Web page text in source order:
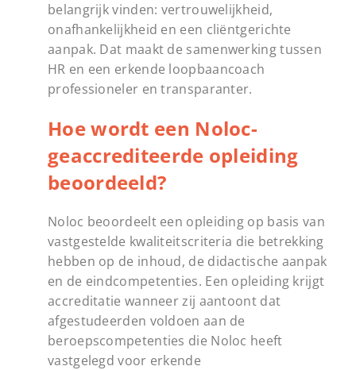
belangrijk vinden: vertrouwelijkheid,
onafhankelijkheid en een cliëntgerichte
aanpak. Dat maakt de samenwerking tussen
HR en een erkende loopbaancoach
professioneler en transparanter.
Hoe wordt een Noloc-
geaccrediteerde opleiding
beoordeeld?
Noloc beoordeelt een opleiding op basis van
vastgestelde kwaliteitscriteria die betrekking
hebben op de inhoud, de didactische aanpak
en de eindcompetenties. Een opleiding krijgt
accreditatie wanneer zij aantoont dat
afgestudeerden voldoen aan de
beroepscompetenties die Noloc heeft
vastgelegd voor erkende